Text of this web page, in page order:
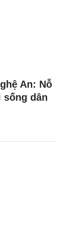
An: Nỗ
sống dân